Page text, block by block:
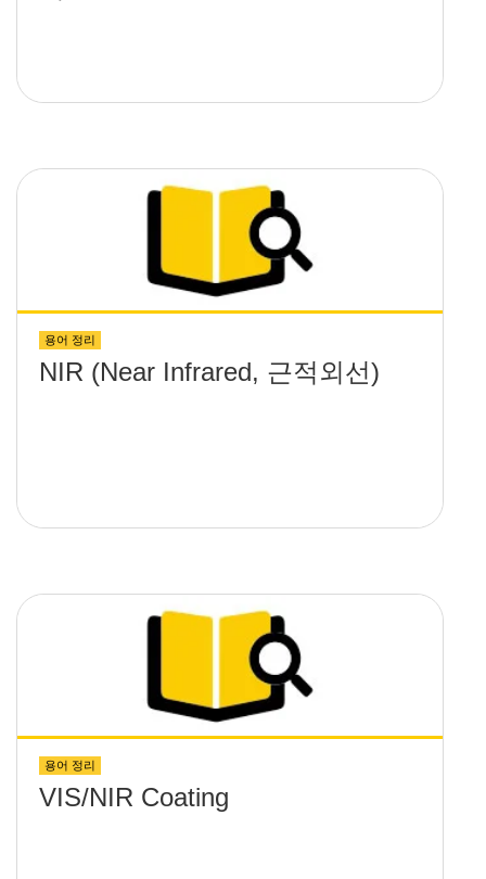
용어 정리
NIR (Near Infrared, 근적외선)
용어 정리
VIS/NIR Coating